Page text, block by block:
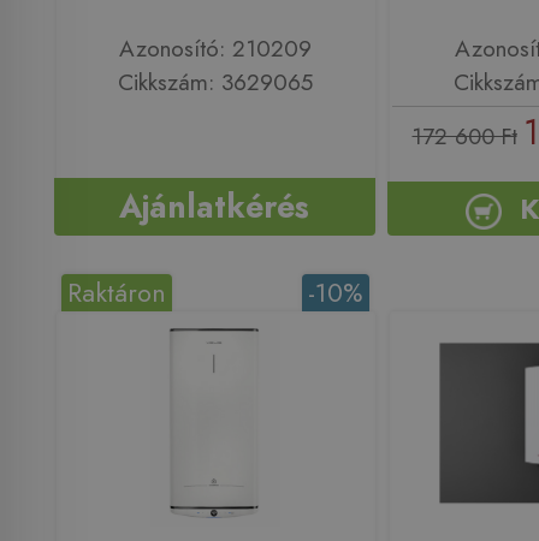
Azonosító: 210209
Cikkszám: 3629065
Ajánlatkérés
172 600 Ft
-10%
Raktáron